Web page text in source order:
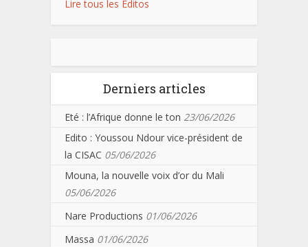
Lire tous les Editos
Derniers articles
Eté : l’Afrique donne le ton 23/06/2026
Edito : Youssou Ndour vice-président de
la CISAC 05/06/2026
Mouna, la nouvelle voix d’or du Mali
05/06/2026
Nare Productions 01/06/2026
Massa 01/06/2026